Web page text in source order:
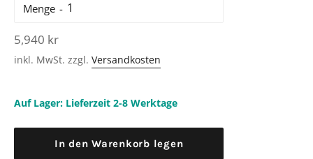
Menge
Normaler
Preis
5,940 kr
inkl. MwSt. zzgl. Versandkosten
Auf Lager: Lieferzeit 2-8 Werktage
In den Warenkorb legen